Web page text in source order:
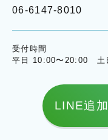
06-6147-8010
受付時間
平日 10:00〜20:00 土
LINE追加